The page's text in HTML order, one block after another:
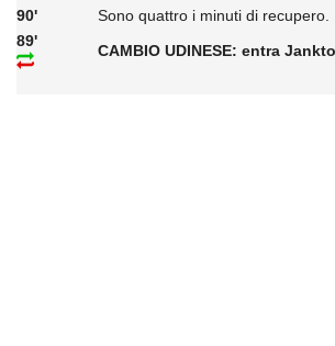
90'
Sono quattro i minuti di recupero.
89'
CAMBIO UDINESE: entra